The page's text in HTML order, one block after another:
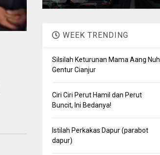
WEEK TRENDING
Silsilah Keturunan Mama Aang Nuh
Gentur Cianjur
Ciri Ciri Perut Hamil dan Perut
Buncit, Ini Bedanya!
Istilah Perkakas Dapur (parabot
dapur)